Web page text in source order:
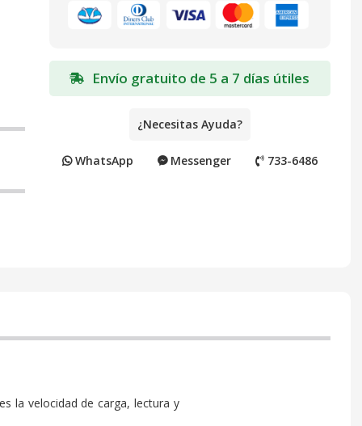
Envío gratuito de 5 a 7 días útiles
¿Necesitas Ayuda?
WhatsApp Messenger 733-6486
la velocidad de carga, lectura y